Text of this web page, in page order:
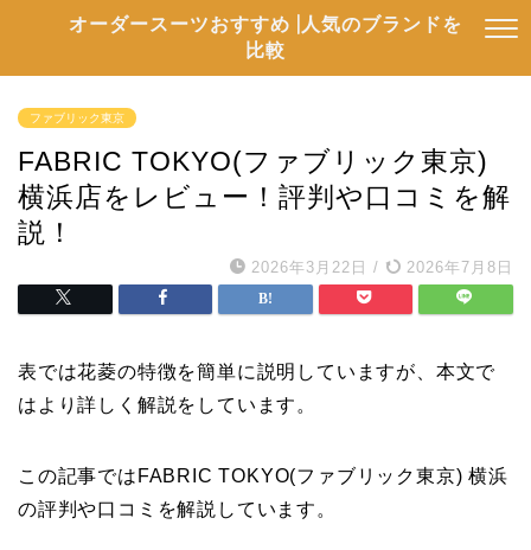
オーダースーツおすすめ |人気のブランドを
比較
ファブリック東京
FABRIC TOKYO(ファブリック東京)
横浜店をレビュー！評判や口コミを解
説！
2026年3月22日 / 2026年7月8日
表では花菱の特徴を簡単に説明していますが、本文で
はより詳しく解説をしています。
この記事ではFABRIC TOKYO(ファブリック東京) 横浜
の評判や口コミを解説しています。